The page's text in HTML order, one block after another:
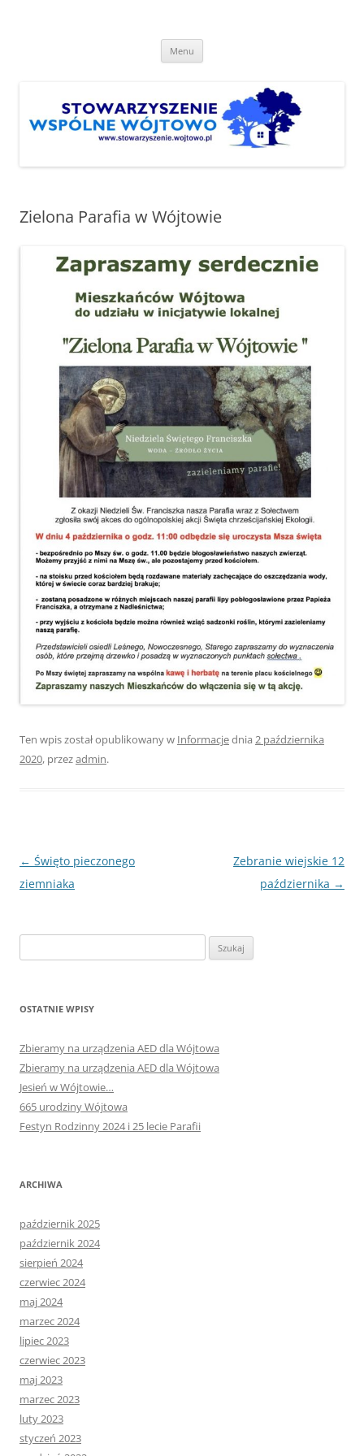
Wójtowo"
Menu
Zielona Parafia w Wójtowie
Ten wpis został opublikowany w Informacjednia 2 października
2020, przezadmin.
Nawigacja
wpisu
← Święto pieczonego
ziemniaka
Zebranie wiejskie 12
października →
OSTATNIE WPISY
Zbieramy na urządzenia AED dla Wójtowa
Zbieramy na urządzenia AED dla Wójtowa
Jesień w Wójtowie…
665 urodziny Wójtowa
Festyn Rodzinny 2024 i 25 lecie Parafii
ARCHIWA
październik 2025
październik 2024
sierpień 2024
czerwiec 2024
maj 2024
marzec 2024
lipiec 2023
czerwiec 2023
maj 2023
marzec 2023
luty 2023
styczeń 2023